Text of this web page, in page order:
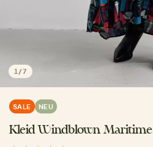
1 /7
SALE NEU
Kleid Windblown Maritime